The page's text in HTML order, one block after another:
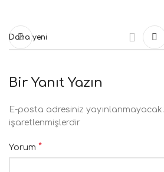
Daha yeni
Bir Yanıt Yazın
E-posta adresiniz yayınlanmayacak.
işaretlenmişlerdir
Yorum *